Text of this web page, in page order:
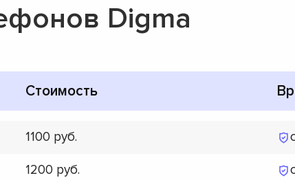
Digma
Стоимость
1100
1200